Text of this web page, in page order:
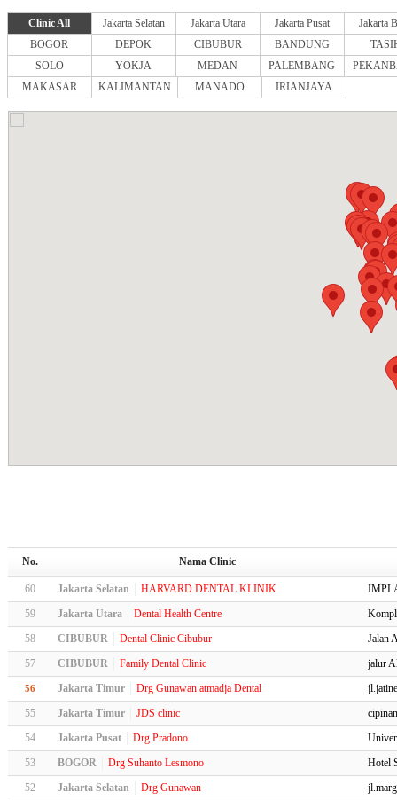
Clinic All Jakarta Selatan Jakarta Utara Jakarta Pusat
Jakarta
BOGOR
DEPOK CIBUBUR BANDUNG
SOLO
YOKJA MEDAN PALEMBANG
MAKASAR
KALIMANTAN MANADO IRIANJAYA
No. Nama Clinic
60 Jakarta Selatan HARVARD DENTAL KLINIK
59
Jakarta Utara Dental Health Centre
58
CIBUBUR Dental Clinic Cibubur
Jalan
57
CIBUBUR Family Dental Clinic jalur
56 Jakarta Timur Drg Gunawan atmadja Dental
55
Jakarta Timur JDS clinic
54
Jakarta Pusat Drg Pradono
53
BOGOR Drg Suhanto Lesmono
Hotel
52
Jakarta Selatan Drg Gunawan